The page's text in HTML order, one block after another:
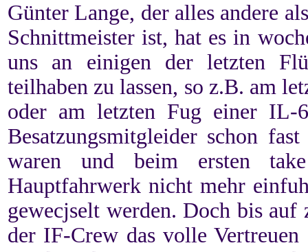
Günter Lange, der alles andere
Schnittmeister ist, hat es in
uns an einigen der letzten
teilhaben zu lassen, so z.B. am
oder am letzten Fug einer IL-
Besatzungsmitgleider schon
waren und beim ersten
Hauptfahrwerk nicht mehr
gewecjselt werden. Doch bis auf
der IF-Crew das volle Vertreuen